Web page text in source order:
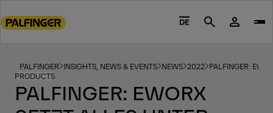
to
footer
content
DE Search
PALFINGER INSIGHTS, NEWS & EVENTS NEWS 2022 PALFINGER:
PRODUCTS
PALFINGER: EWORX